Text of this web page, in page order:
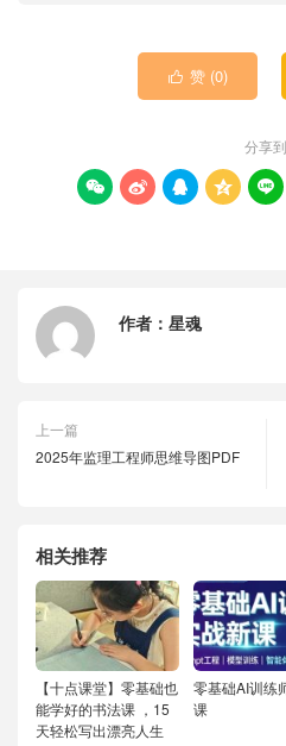
 赞 (0)
分享到
    
作者： 星魂
上一篇
2025年监理工程师思维导图PDF
相关推荐
【十点课堂】零基础也
能学好的书法课 ，15
天轻松写出漂亮人生
零基础AI训练
课